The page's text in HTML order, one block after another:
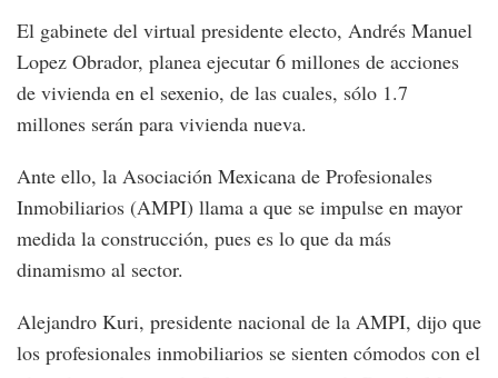
El gabinete del virtual presidente electo, Andrés Manuel
Lopez Obrador, planea ejecutar 6 millones de acciones
de vivienda en el sexenio, de las cuales, sólo 1.7
millones serán para vivienda nueva.
Ante ello, la Asociación Mexicana de Profesionales
Inmobiliarios (AMPI) llama a que se impulse en mayor
medida la construcción, pues es lo que da más
dinamismo al sector.
Alejandro Kuri, presidente nacional de la AMPI, dijo que
los profesionales inmobiliarios se sienten cómodos con el